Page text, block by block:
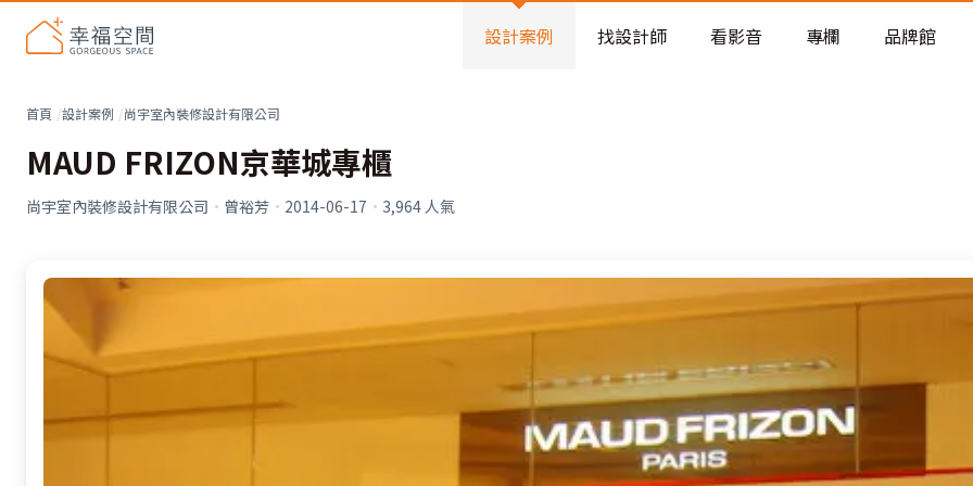
老屋預算分配與高 CP 值煥新術
設計案例 找設計師 看影音 專欄 品牌館
首頁 設計案例 尚宇室內裝修設計有限公司
MAUD FRIZON京華城專櫃
尚宇室內裝修設計有限公司 · 曾裕芳 · 2014-06-17 · 3,964人氣